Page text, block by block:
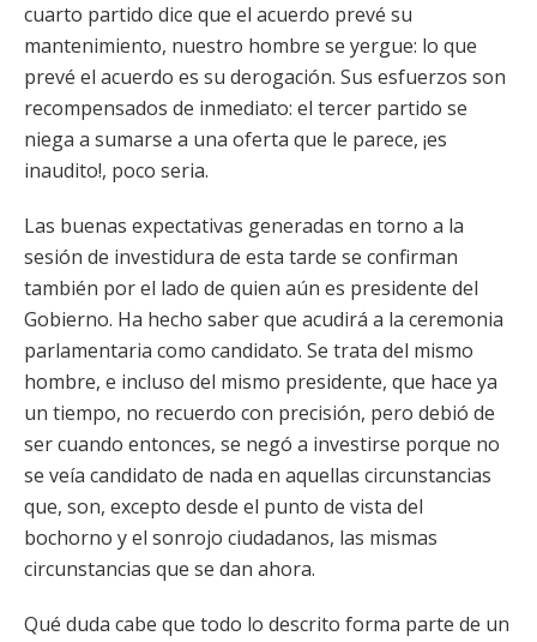
cuarto partido dice que el acuerdo prevé su
mantenimiento, nuestro hombre se yergue: lo que
prevé el acuerdo es su derogación. Sus esfuerzos son
recompensados de inmediato: el tercer partido se
niega a sumarse a una oferta que le parece, ¡es
inaudito!, poco seria.
Las buenas expectativas generadas en torno a la
sesión de investidura de esta tarde se confirman
también por el lado de quien aún es presidente del
Gobierno. Ha hecho saber que acudirá a la ceremonia
parlamentaria como candidato. Se trata del mismo
hombre, e incluso del mismo presidente, que hace ya
un tiempo, no recuerdo con precisión, pero debió de
ser cuando entonces, se negó a investirse porque no
se veía candidato de nada en aquellas circunstancias
que, son, excepto desde el punto de vista del
bochorno y el sonrojo ciudadanos, las mismas
circunstancias que se dan ahora.
Qué duda cabe que todo lo descrito forma parte de un